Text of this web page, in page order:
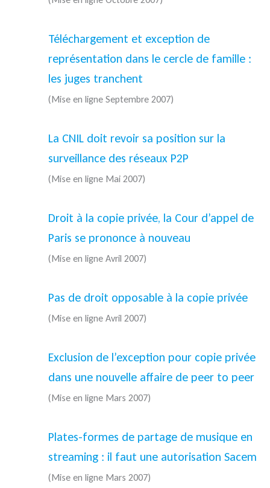
Téléchargement et exception de
représentation dans le cercle de famille :
les juges tranchent
(Mise en ligne Septembre 2007)
La CNIL doit revoir sa position sur la
surveillance des réseaux P2P
(Mise en ligne Mai 2007)
Droit à la copie privée, la Cour d’appel de
Paris se prononce à nouveau
(Mise en ligne Avril 2007)
Pas de droit opposable à la copie privée
(Mise en ligne Avril 2007)
Exclusion de l’exception pour copie privée
dans une nouvelle affaire de peer to peer
(Mise en ligne Mars 2007)
Plates-formes de partage de musique en
streaming : il faut une autorisation Sacem
(Mise en ligne Mars 2007)